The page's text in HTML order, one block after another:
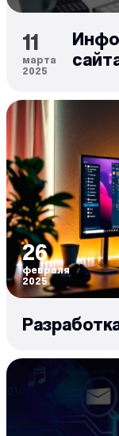
11
марта
2025
26
февраля
2025